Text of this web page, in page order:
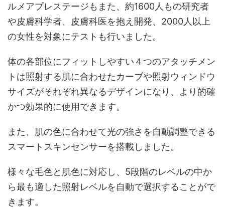
ルメアプレステージもまた、約1600人もの研究者
や皮膚科学者、皮膚科医を抱え開発、2000人以上
の女性を対象にテストも行いました。
体の各部位にフィットしやすい４つのアタッチメン
トは照射する肌に合わせたカーブや照射ウィンドウ
サイズがそれぞれ異なるデザインになり、より的確
かつ効果的に使用できます。
また、肌の色に合わせて光の強さを自動調整できる
スマートスキンセンサーを搭載しました。
様々な毛色と肌色に対応し、5段階のレベルの中か
ら最も適した照射レベルを自動で選択することがで
きます。